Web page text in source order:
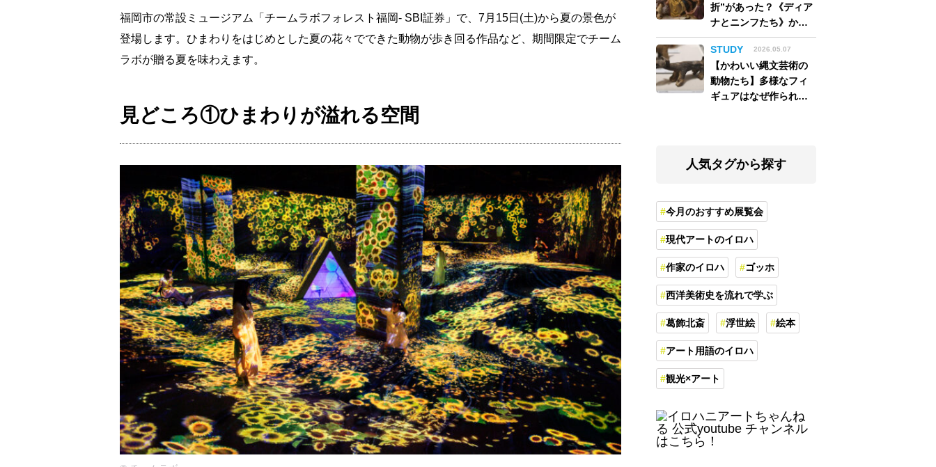
福岡市の常設ミュージアム「チームラボフォレスト福岡- SBI証券」で、7月15日(土)から夏の景色が
登場します。ひまわりをはじめとした夏の花々でできた動物が歩き回る作品など、期間限定でチーム
ラボが贈る夏を味わえます。
見どころ①ひまわりが溢れる空間
折”があった？《ディア
ナとニンフたち》から
読み解く巨匠の夢
STUDY
2026.05.07
【かわいい縄文芸術の
動物たち】多様なフィ
ギュアはなぜ作られ
人気タグから探す
今月のおすすめ展覧会
現代アートのイロハ
作家のイロハ ゴッホ
西洋美術史を流れで学ぶ
葛飾北斎 浮世絵 絵本
アート用語のイロハ
観光×アート